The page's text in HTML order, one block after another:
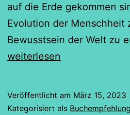
auf die Erde gekommen
Evolution der Menschheit
Bewusstsein der Welt zu
weiterlesen
Veröffentlicht am März 15, 2023
Kategorisiert als Buchempfehlung